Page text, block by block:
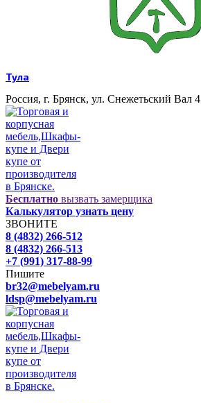
Тула
Россия, г. Брянск, ул. Снежетьский Вал 4
Бесплатно вызвать замерщика
Калькулятор узнать цену
ЗВОНИТЕ
8 (4832) 266-512
8 (4832) 266-513
+7 (991) 317-88-99
Пишите
br32@mebelyam.ru
ldsp@mebelyam.ru